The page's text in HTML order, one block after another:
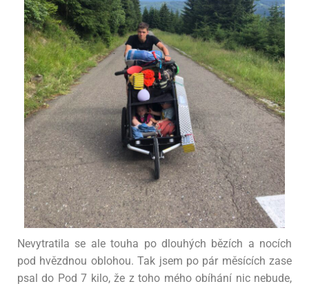
Nevytratila se ale touha po dlouhých bězích a nocích
pod hvězdnou oblohou. Tak jsem po pár měsících zase
psal do Pod 7 kilo, že z toho mého obíhání nic nebude,